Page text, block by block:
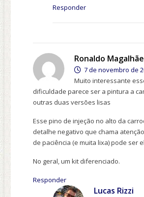
Responder
Ronaldo
7 de novembro de
Muito interessante
dificuldade parece ser a pintura a
outras duas versões lisas
Esse pino de injeção no alto da
detalhe negativo que chama
de paciência (e muita lixa) pode ser
No geral, um kit diferenciado.
Responder
Lucas Rizzi